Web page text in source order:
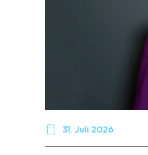
 31. Juli 2026